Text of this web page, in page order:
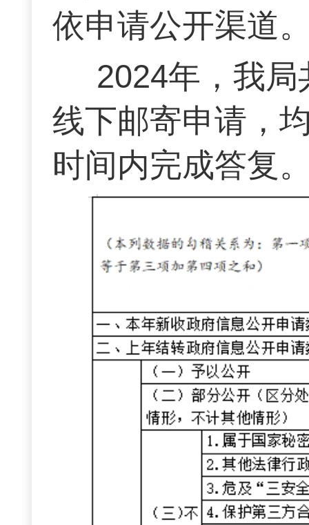
依申请公开渠道
2024年，我
线下邮寄申请，
时间内完成答复